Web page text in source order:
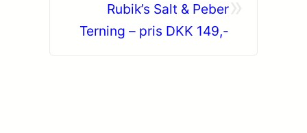
Rubik’s Salt & Peber
Terning – pris DKK 149,-